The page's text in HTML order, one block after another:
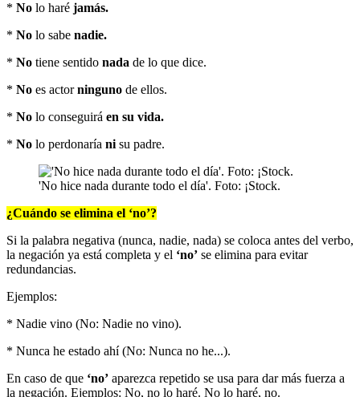
* No lo haré jamás.
* No lo sabe nadie.
* No tiene sentido nada de lo que dice.
* No es actorninguno de ellos.
* No lo conseguirá en su vida.
* No lo perdonaría nisu padre.
'No hice nada durante todo el día'. Foto: ¡Stock.
¿Cuándo se elimina el ‘no’?
Si la palabra negativa (nunca, nadie, nada) se coloca antes del verbo,
la negación ya está completa y el ‘no’ se elimina para evitar
redundancias.
Ejemplos:
* Nadie vino (No: Nadie no vino).
* Nunca he estado ahí (No: Nunca no he...).
En caso de que ‘no’ aparezca repetido se usa para dar más fuerza a
la negación. Ejemplos: No, no lo haré. No lo haré, no.